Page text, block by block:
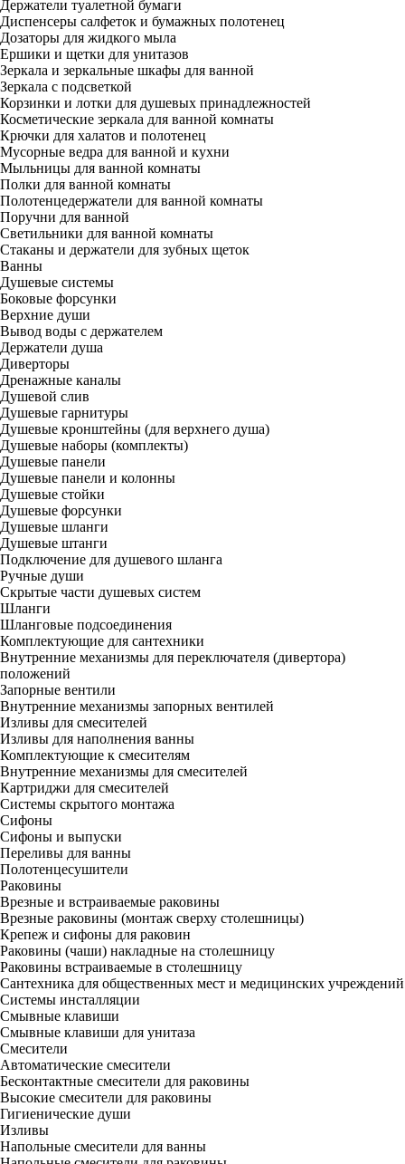
Держатели туалетной бумаги
Диспенсеры салфеток и бумажных полотенец
Дозаторы для жидкого мыла
Ершики и щетки для унитазов
Зеркала и зеркальные шкафы для ванной
Зеркала с подсветкой
Корзинки и лотки для душевых принадлежностей
Косметические зеркала для ванной комнаты
Крючки для халатов и полотенец
Мусорные ведра для ванной и кухни
Мыльницы для ванной комнаты
Полки для ванной комнаты
Полотенцедержатели для ванной комнаты
Поручни для ванной
Светильники для ванной комнаты
Стаканы и держатели для зубных щеток
Ванны
Душевые системы
Боковые форсунки
Верхние души
Вывод воды с держателем
Держатели душа
Диверторы
Дренажные каналы
Душевой слив
Душевые гарнитуры
Душевые кронштейны (для верхнего душа)
Душевые наборы (комплекты)
Душевые панели
Душевые панели и колонны
Душевые стойки
Душевые форсунки
Душевые шланги
Душевые штанги
Подключение для душевого шланга
Ручные души
Скрытые части душевых систем
Шланги
Шланговые подсоединения
Комплектующие для сантехники
Внутренние механизмы для переключателя (дивертора)
положений
Запорные вентили
Внутренние механизмы запорных вентилей
Изливы для смесителей
Изливы для наполнения ванны
Комплектующие к смесителям
Внутренние механизмы для смесителей
Картриджи для смесителей
Системы скрытого монтажа
Сифоны
Сифоны и выпуски
Переливы для ванны
Полотенцесушители
Раковины
Врезные и встраиваемые раковины
Врезные раковины (монтаж сверху столешницы)
Крепеж и сифоны для раковин
Раковины (чаши) накладные на столешницу
Раковины встраиваемые в столешницу
Сантехника для общественных мест и медицинских учреждений
Системы инсталляции
Смывные клавиши
Смывные клавиши для унитаза
Смесители
Автоматические смесители
Бесконтактные смесители для раковины
Высокие смесители для раковины
Гигиенические души
Изливы
Напольные смесители для ванны